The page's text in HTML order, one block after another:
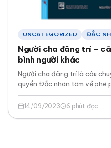
UNCATEGORIZED ĐẮC
Người cha đãng trí –
bình người khác
Người cha đãng trí là câu
quyển Đắc nhân tâm về phê
chuyện bạn…
14/09/2023 6 phút đọc